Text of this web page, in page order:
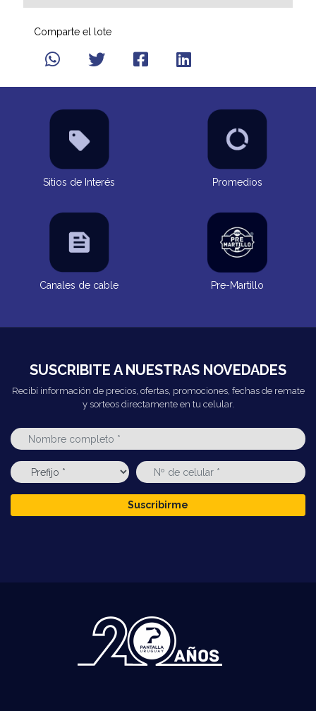
Comparte el lote
Sitios de Interés Promedios
Canales de cable Pre-Martillo
SUSCRIBITE A NUESTRAS NOVEDADES
Recibí información de precios, ofertas, promociones, fechas de remate
y sorteos directamente en tu celular.
Suscribirme